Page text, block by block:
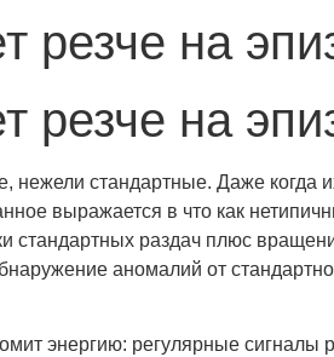
резче на
резче на
нежели стандартные. Даже когда
выражается в что как
стандартных раздач плюс
аномалий от
энергию: регулярные сигналы